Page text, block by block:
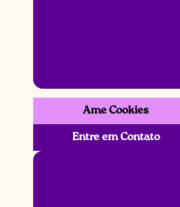
Ame Cookies
Entre em Contato